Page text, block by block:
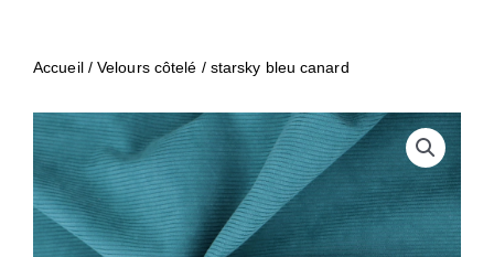
Accueil/Velours côtelé / starsky bleu canard